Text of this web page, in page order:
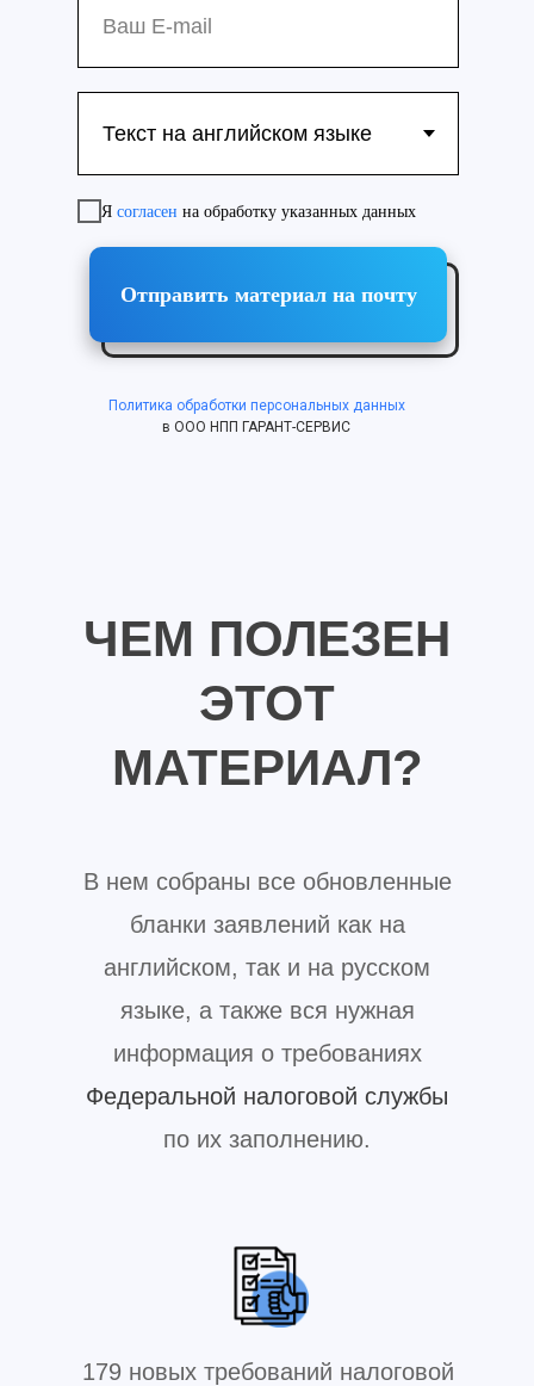
Я согласен на обработку указанных данных
Отправить материал на почту
В нем собраны все обновленные
бланки заявлений как на
английском, так и на русском
языке, а также вся нужная
информация о требованиях
Федеральной налоговой службы
по их заполнению.
ЧЕМ ПОЛЕЗЕН
ЭТОТ
МАТЕРИАЛ?
179 новых требований налоговой
Политика обработки персональных данных
в ООО НПП ГАРАНТ-СЕРВИС